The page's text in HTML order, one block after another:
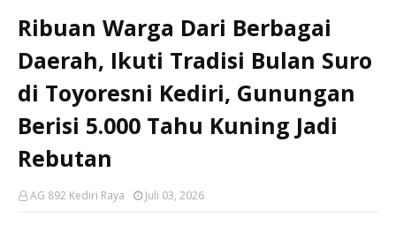
Ribuan Warga Dari Berbagai
Daerah, Ikuti Tradisi Bulan Suro
di Toyoresni Kediri, Gunungan
Berisi 5.000 Tahu Kuning Jadi
Rebutan
AG 892 Kediri Raya Juli 03, 2026